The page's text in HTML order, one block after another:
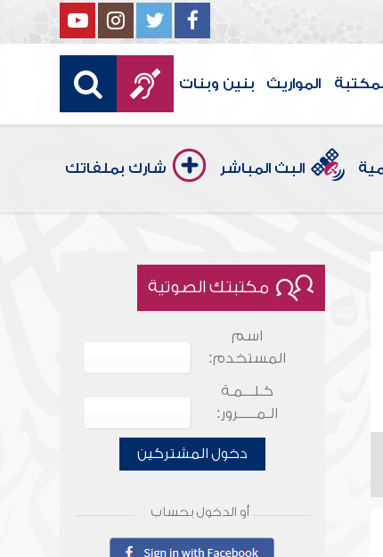
المواريث بنين وبنات
البث المباشر شارك بملفاتك
مكتبتك الصوتية
اسم
المستخدم:
كـلـــمـة
الـمـــــرور:
دخول المشتركين
أو الدخول بحساب